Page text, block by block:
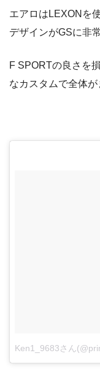
エアロはLEXONを
デザインがGSに非
F SPORTの良さを
なカスタムで全体が
Ken1_9683さん